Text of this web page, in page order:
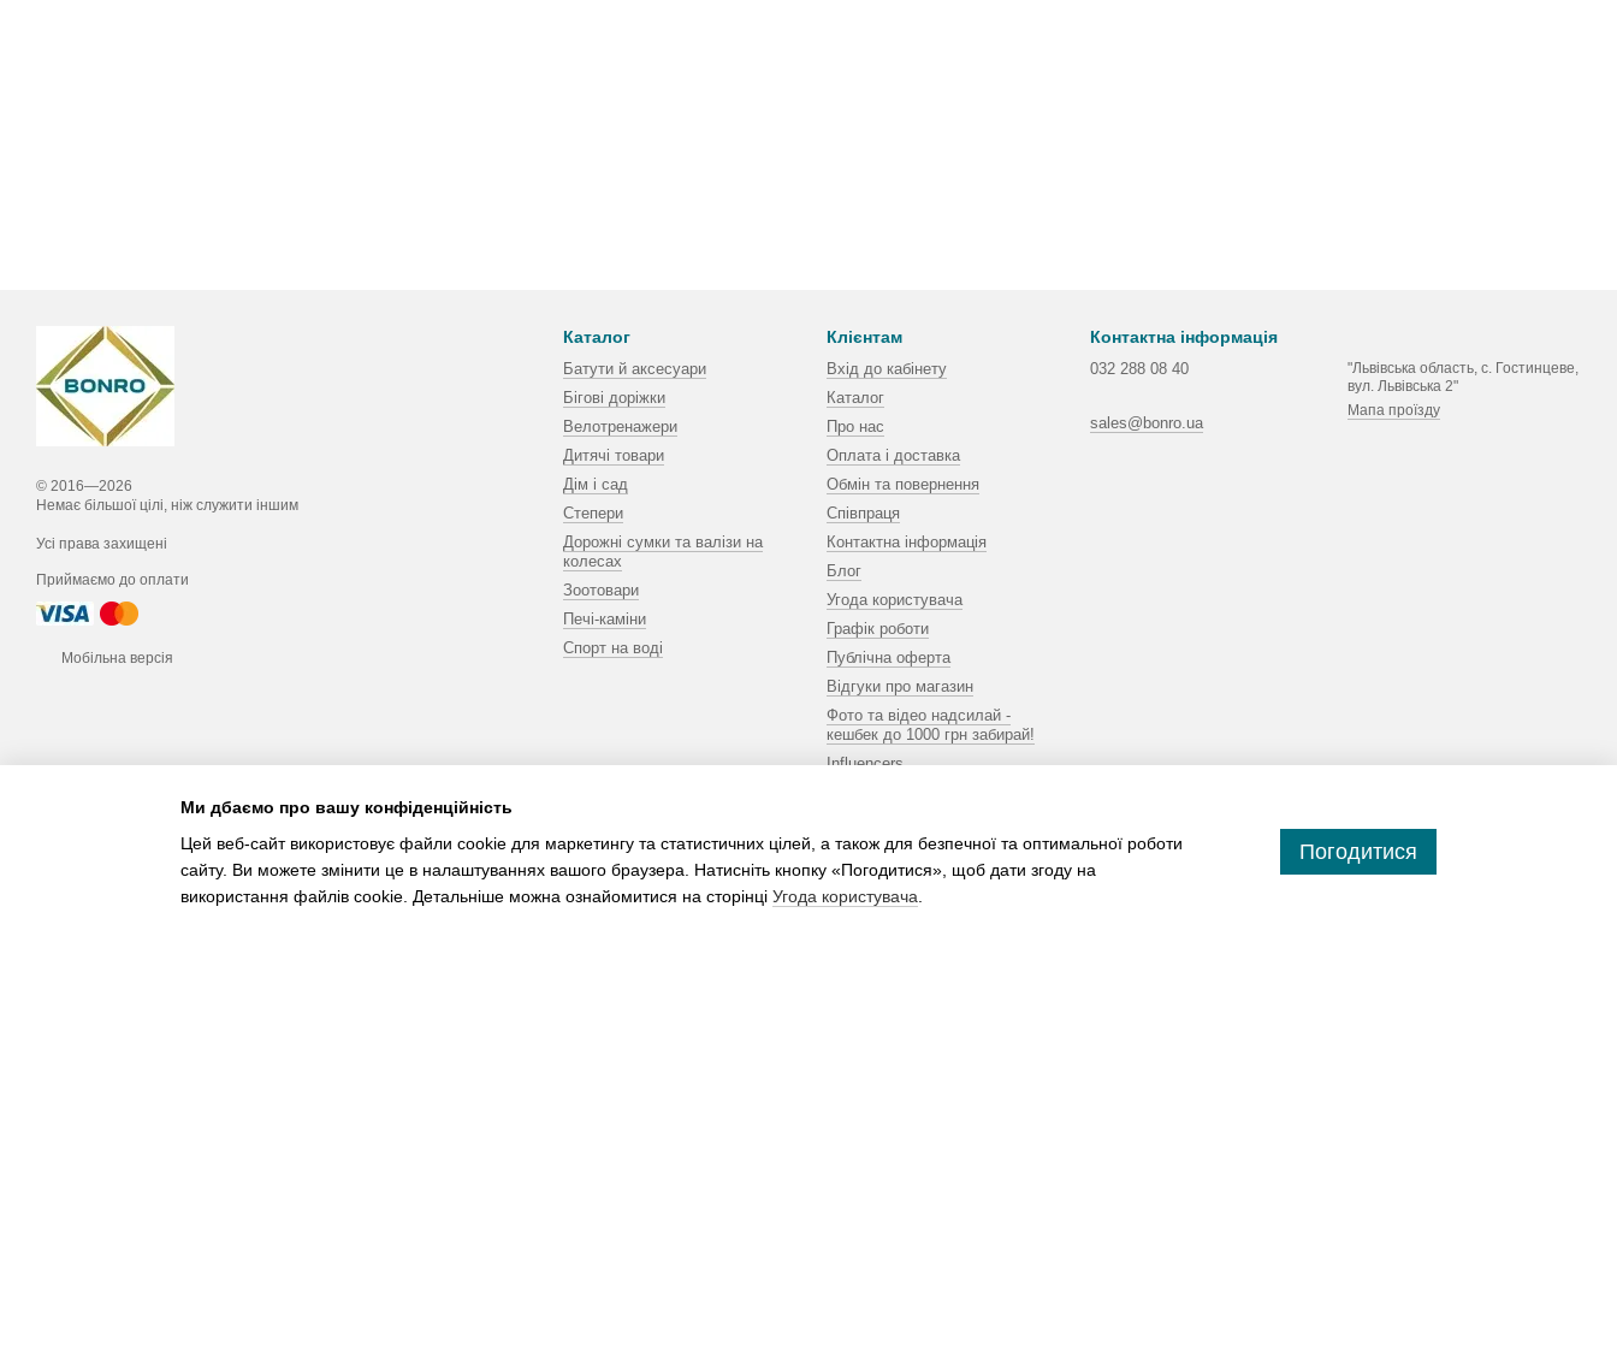
© 2016—2026
Немає більшої цілі, ніж служити іншим
Усі права захищені
Приймаємо до оплати
Мобільна версія
Каталог
Батути й аксесуари
Бігові доріжки
Велотренажери
Дитячі товари
Дім і сад
Степери
Дорожні сумки та валізи на
колесах
Зоотовари
Печі-каміни
Спорт на воді
Клієнтам
Вхід до кабінету
Каталог
Про нас
Оплата і доставка
Обмін та повернення
Співпраця
Контактна інформація
Блог
Угода користувача
Графік роботи
Публічна оферта
Відгуки про магазин
Фото та відео надсилай -
кешбек до 1000 грн забирай!
Influencers
Контактна інформація
032 288 08 40
sales@bonro.ua
"Львівська область, с. Гостинцеве,
вул. Львівська 2"
Мапа проїзду
Ми дбаємо про вашу конфіденційність
Цей веб-сайт використовує файли cookie для маркетингу та статистичних цілей, а також для безпечної та оптимальної роботи
сайту. Ви можете змінити це в налаштуваннях вашого браузера. Натисніть кнопку «Погодитися», щоб дати згоду на
використання файлів cookie. Детальніше можна ознайомитися на сторінці Угода користувача
Погодитися